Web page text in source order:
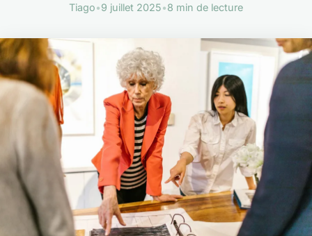
Tiago•9 juillet 2025•8 min de lecture